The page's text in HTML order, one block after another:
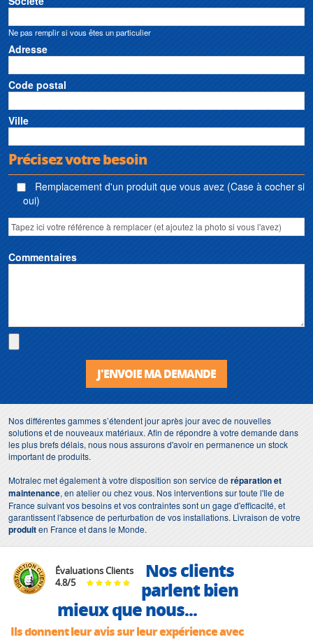
Ne pas remplir si vous êtes un particulier
Adresse
Code postal
Ville
Précisez votre besoin
Remplacement d'un produit que vous avez (Case à cocher si
oui)
Commentaires
J'ENVOIE MA DEMANDE
Nos différentes gammes s’étendent jour après jour avec de nouvelles
solutions et de nouveaux matériaux. Afin de répondre à votre demande dans
les plus brefs délais, nous nous assurons d'avoir en permanence un stock
important de produits.
Motralec met également à votre disposition son service deréparation et
maintenance, en atelier ou chez vous. Nos interventions sur toute l'Ile de
France suivant vos besoins et vos contraintes sont un gage d'efficacité, et
garantissent l'absence de perturbation de vos installations. Livraison de votre
produiten France et dans le Monde.
Évaluations Clients
4.8/5
Nos clients
parlent bien
mieux que nous...
Ils donnent leur avis sur leur expérience avec